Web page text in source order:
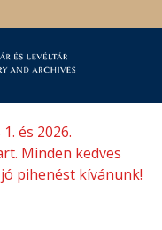
és 2026.
Minden kedves
pihenést kívánunk!